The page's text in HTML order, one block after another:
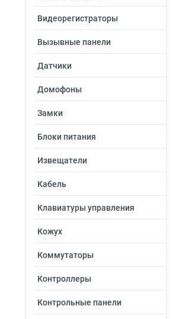
Видеорегистраторы
Вызывные панели
Датчики
Домофоны
Замки
Блоки питания
Извещатели
Кабель
Клавиатуры управления
Кожух
Коммутаторы
Контроллеры
Контрольные панели